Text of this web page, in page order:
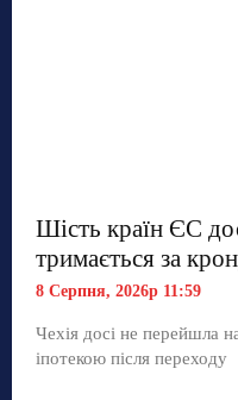
Шість країн ЄС
тримається за
8 Серпня, 2026р 11:59
Чехія досі не перейшла
іпотекою після переходу